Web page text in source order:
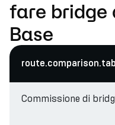
fare bridge
Base
Commissione di